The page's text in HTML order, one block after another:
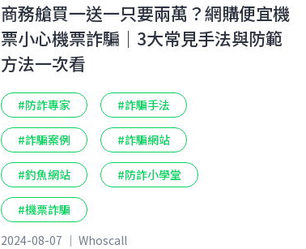
商務艙買一送一只要兩萬？網購便宜機
票小心機票詐騙｜3大常見手法與防範
方法一次看
#防詐專家 #詐騙手法
#詐騙案例 #詐騙網站
#釣魚網站 #防詐小學堂
#機票詐騙
2024-08-07 ｜ Whoscall